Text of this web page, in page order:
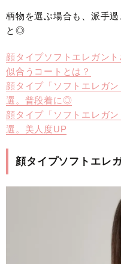
柄物を選ぶ場合も、派手
と◎
顔タイプソフトエレガン
似合うコートとは？
顔タイプ「ソフトエレガ
選。普段着に◎
顔タイプ「ソフトエレガ
選。美人度UP
顔タイプソフトエレ